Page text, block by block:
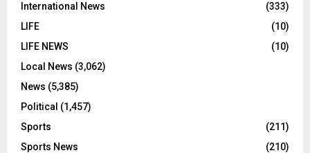
International News
(333)
LIFE
(10)
LIFE NEWS
(10)
Local News (3,062)
News (5,385)
Political (1,457)
Sports
(211)
Sports News
(210)